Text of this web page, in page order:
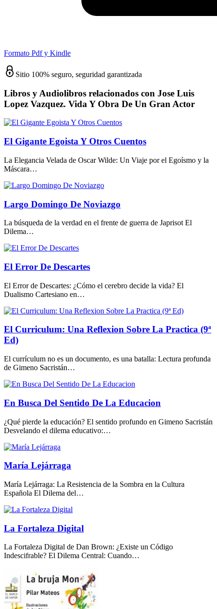
Formato Pdf y Kindle
Sitio 100% seguro, seguridad garantizada
Libros y Audiolibros relacionados con Jose Luis
Lopez Vazquez. Vida Y Obra De Un Gran Actor
El Gigante Egoista Y Otros Cuentos
La Elegancia Velada de Oscar Wilde: Un Viaje por el Egoísmo y la
Máscara…
Largo Domingo De Noviazgo
La búsqueda de la verdad en el frente de guerra de Japrisot El
Dilema…
El Error De Descartes
El Error de Descartes: ¿Cómo el cerebro decide la vida? El
Dualismo Cartesiano en…
El Curriculum: Una Reflexion Sobre La Practica (9ª
Ed)
El currículum no es un documento, es una batalla: Lectura profunda
de Gimeno Sacristán…
En Busca Del Sentido De La Educacion
¿Qué pierde la educación? El sentido profundo en Gimeno Sacristán
Desvelando el dilema educativo:…
María Lejárraga
María Lejárraga: La Resistencia de la Sombra en la Cultura
Española El Dilema del…
La Fortaleza Digital
La Fortaleza Digital de Dan Brown: ¿Existe un Código
Indescifrable? El Dilema Central: Cuando…